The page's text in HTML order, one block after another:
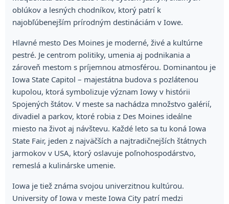
oblúkov a lesných chodníkov, ktorý patrí k
najobľúbenejším prírodným destináciám v Iowe.
Hlavné mesto Des Moines je moderné, živé a kultúrne
pestré. Je centrom politiky, umenia aj podnikania a
zároveň mestom s príjemnou atmosférou. Dominantou je
Iowa State Capitol – majestátna budova s pozlátenou
kupolou, ktorá symbolizuje význam Iowy v histórii
Spojených štátov. V meste sa nachádza množstvo galérií,
divadiel a parkov, ktoré robia z Des Moines ideálne
miesto na život aj návštevu. Každé leto sa tu koná Iowa
State Fair, jeden z najväčších a najtradičnejších štátnych
jarmokov v USA, ktorý oslavuje poľnohospodárstvo,
remeslá a kulinárske umenie.
Iowa je tiež známa svojou univerzitnou kultúrou.
University of Iowa v meste Iowa City patrí medzi